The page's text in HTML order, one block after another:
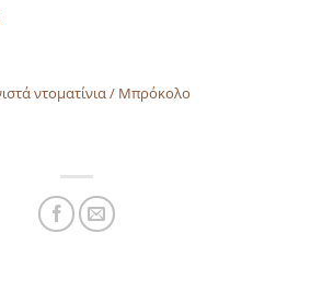
ντοματίνια / Μπρόκολο